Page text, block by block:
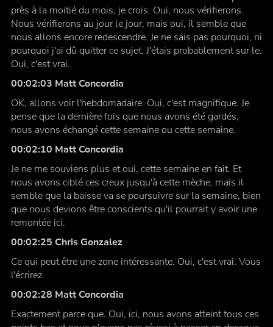
près à la moitié du mois, je crois. Oui, nous vérifierons.
Nous vérifierons au jour le jour, mais oui, il semble que
nous allons encore redescendre. Je ne sais pas pourquoi, ni
pourquoi j'ai dû quitter ce sujet. J'étais probablement sur le.
Oui, c'est vrai.
00:02:03 Matt Concordia
OK, allons voir l'hebdomadaire. Oui, c'est magnifique. Je
pense que la dernière fois que nous avons été gardés,
nous avons échangé cette semaine ou cette semaine.
00:02:10 Matt Concordia
Je ne me souviens plus et oui, cette semaine en fait. Et
nous avons ciblé ces creux jusqu'à cette mèche, mais il
semble que la baisse va se poursuivre sur la semaine, bien
que nous devions être conscients qu'il pourrait y avoir une
remontée ici.
00:02:25 Chris Gonzalez
Ce qui peut être une zone intéressante. Oui, c'est vrai. Vous
l'écrirez.
00:02:28 Matt Concordia
Exactement parce que. Oui, ici, nous avons atteint tous ces